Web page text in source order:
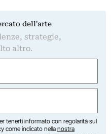
dell'arte
strategie,
altro.
tenerti informato con regolarità sul
come indicato nella nostra